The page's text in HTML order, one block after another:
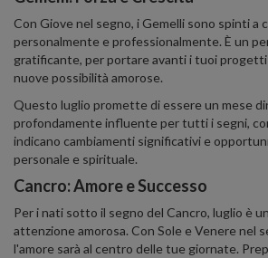
Con Giove nel segno, i Gemelli sono spinti a
personalmente e professionalmente. È un
gratificante, per portare avanti i tuoi
nuove possibilità amorose.
Questo luglio promette di essere un mese
profondamente influente per tutti i segni,
indicano cambiamenti significativi e
personale e spirituale.
Cancro: Amore e Successo
Per i nati sotto il segno del Cancro, luglio è
attenzione amorosa. Con Sole e Venere nel
l'amore sarà al centro delle tue giornate.